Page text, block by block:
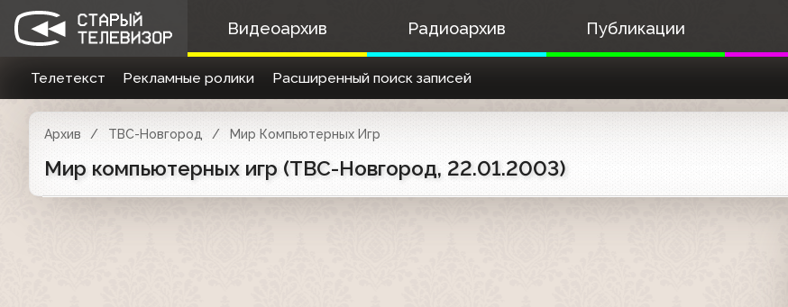
Видеоархив Радиоархив Публикации
Телетекст Рекламные ролики Расширенный поиск записей
Архив ТВС-Новгород Мир Компьютерных Игр
Мир компьютерных игр (ТВС-Новгород, 22.01.2003)